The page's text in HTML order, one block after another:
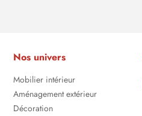
Nos univers
Mobilier intérieur
Aménagement extérieur
Décoration